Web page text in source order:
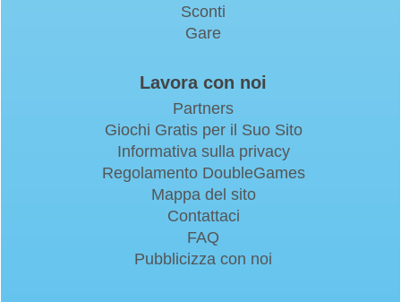
Sconti
Gare
Lavora con noi
Partners
Giochi Gratis per il Suo Sito
Informativa sulla privacy
Regolamento DoubleGames
Mappa del sito
Contattaci
FAQ
Pubblicizza con noi